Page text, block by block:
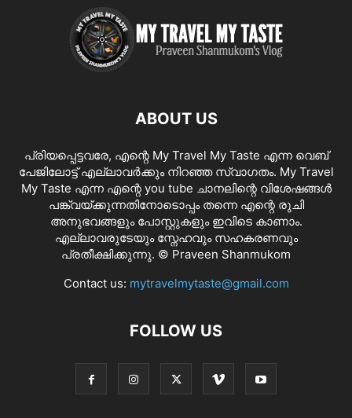
ABOUT US
പ്രിയപ്പെട്ടവരേ, എന്റെ My Travel My Taste എന്ന വെബ്
പേജിലോട്ട് എല്ലാവർക്കും നിറഞ്ഞ സ്വാഗതം. My Travel
My Taste എന്ന എന്റെ you tube ചാനലിന്റെ വിശേഷങ്ങൾ
പങ്ക്വയ്ക്കുന്നതിനോടൊപ്പം തന്നെ എന്റെ രുചി
അനുഭവങ്ങളും പോസ്റ്റുകളും ഇവിടെ കാണാം.
എല്ലാവരുടേയും സ്നേഹവും സഹകരണവും
പ്രതീക്ഷിക്കുന്നു. © Praveen Shanmukom
Contact us: mytravelmytaste@gmail.com
FOLLOW US